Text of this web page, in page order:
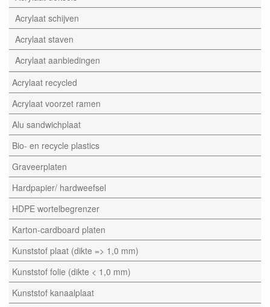
Acrylaat schijven
Acrylaat staven
Acrylaat aanbiedingen
Acrylaat recycled
Acrylaat voorzet ramen
Alu sandwichplaat
Bio- en recycle plastics
Graveerplaten
Hardpapier/ hardweefsel
HDPE wortelbegrenzer
Karton-cardboard platen
Kunststof plaat (dikte => 1,0 mm)
Kunststof folie (dikte < 1,0 mm)
Kunststof kanaalplaat